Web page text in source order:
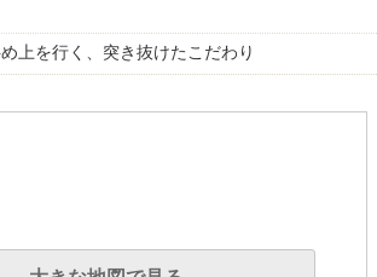
上を行く、突き抜けたこだわり